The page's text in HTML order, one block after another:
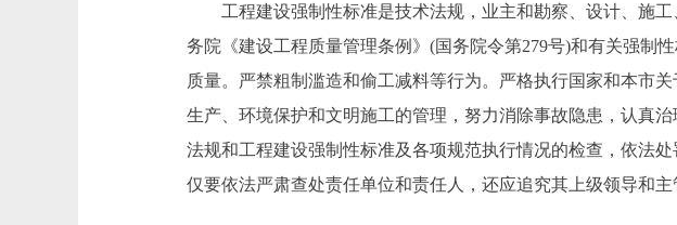
工程建设强制性标准是技术法规，业主和勘察、设计、施工
务院《建设工程质量管理条例》(国务院令第279号)和有关强制
质量。严禁粗制滥造和偷工减料等行为。严格执行国家和本市
生产、环境保护和文明施工的管理，努力消除事故隐患，认真
法规和工程建设强制性标准及各项规范执行情况的检查，依法
仅要依法严肃查处责任单位和责任人，还应追究其上级领导和主